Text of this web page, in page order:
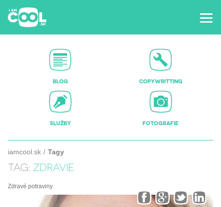
BLOG COPYWRITTING
SLUŽBY FOTOGRAFIE
iamcool.sk Tagy
TAG: ZDRAVIE
Zdravé potraviny